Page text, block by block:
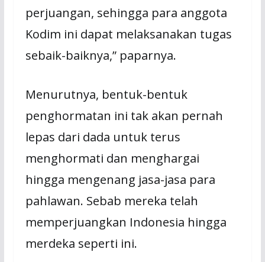
perjuangan, sehingga para anggota
Kodim ini dapat melaksanakan tugas
sebaik-baiknya,” paparnya.
Menurutnya, bentuk-bentuk
penghormatan ini tak akan pernah
lepas dari dada untuk terus
menghormati dan menghargai
hingga mengenang jasa-jasa para
pahlawan. Sebab mereka telah
memperjuangkan Indonesia hingga
merdeka seperti ini.